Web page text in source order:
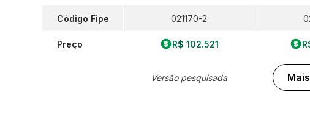
Código Fipe
Preço
021170-2
R$ 102.521
Versão pesquisada